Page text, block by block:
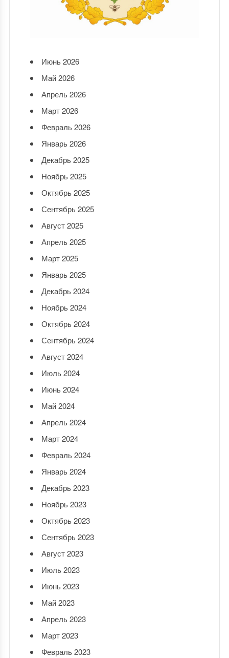
Июнь 2026
Май 2026
Апрель 2026
Март 2026
Февраль 2026
Январь 2026
Декабрь 2025
Ноябрь 2025
Октябрь 2025
Сентябрь 2025
Август 2025
Апрель 2025
Март 2025
Январь 2025
Декабрь 2024
Ноябрь 2024
Октябрь 2024
Сентябрь 2024
Август 2024
Июль 2024
Июнь 2024
Май 2024
Апрель 2024
Март 2024
Февраль 2024
Январь 2024
Декабрь 2023
Ноябрь 2023
Октябрь 2023
Сентябрь 2023
Август 2023
Июль 2023
Июнь 2023
Май 2023
Апрель 2023
Март 2023
Февраль 2023